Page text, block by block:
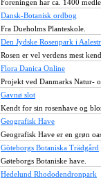
Foreningen har ca. 1400
Dansk-Botanisk ordbog
Fra Dueholms Planteskole.
Den Jydske Rosenpark i
Rosen er vel verdens mest
Flora Danica Online
Projekt ved Danmarks Natur-
Gavnø slot
Kendt for sin rosenhave og
Geografisk Have
Geografisk Have er en grøn
Göteborgs Botaniska Trädgård
Gøteborgs Botaniske have.
Hedelund Rhododendronpark